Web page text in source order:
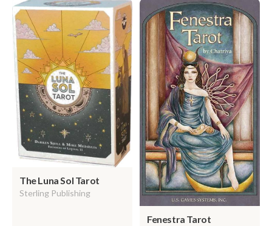
The Luna Sol Tarot
Sterling Publishing
Fenestra Tarot